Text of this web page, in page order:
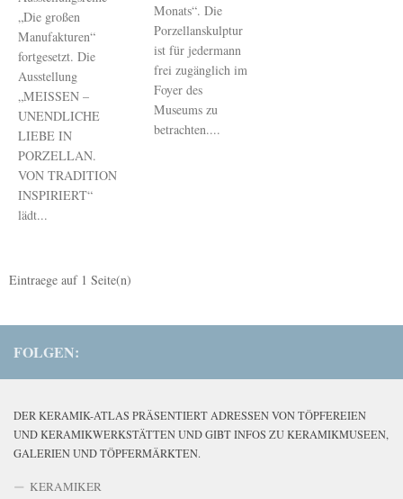
„Die großen
Manufakturen“
fortgesetzt. Die
Ausstellung
„MEISSEN –
UNENDLICHE
LIEBE IN
PORZELLAN.
VON TRADITION
INSPIRIERT“
lädt...
Monats“. Die
Porzellanskulptur
ist für jedermann
frei zugänglich im
Foyer des
Museums zu
betrachten....
Eintraege auf 1 Seite(n)
FOLGEN:
DER KERAMIK-ATLAS PRÄSENTIERT ADRESSEN VON TÖPFEREIEN
UND KERAMIKWERKSTÄTTEN UND GIBT INFOS ZU KERAMIKMUSEEN,
GALERIEN UND TÖPFERMÄRKTEN.
KERAMIKER